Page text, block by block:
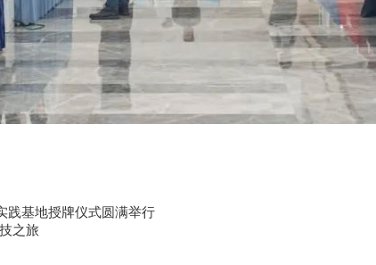
践基地授牌仪式圆满举行
之旅